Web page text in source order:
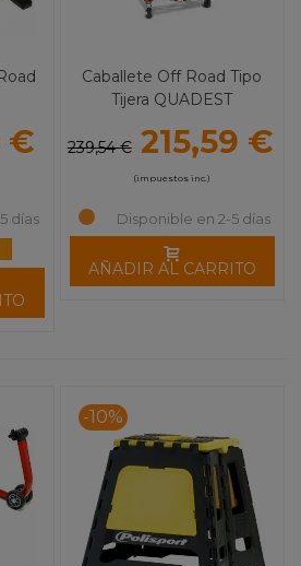
€
días
Caballete Off Road Tipo
Tijera QUADEST
239,54 € 215,59 €
(impuestos inc.)
Disponible en 2-5 días
AÑADIR AL CARRITO
-10%